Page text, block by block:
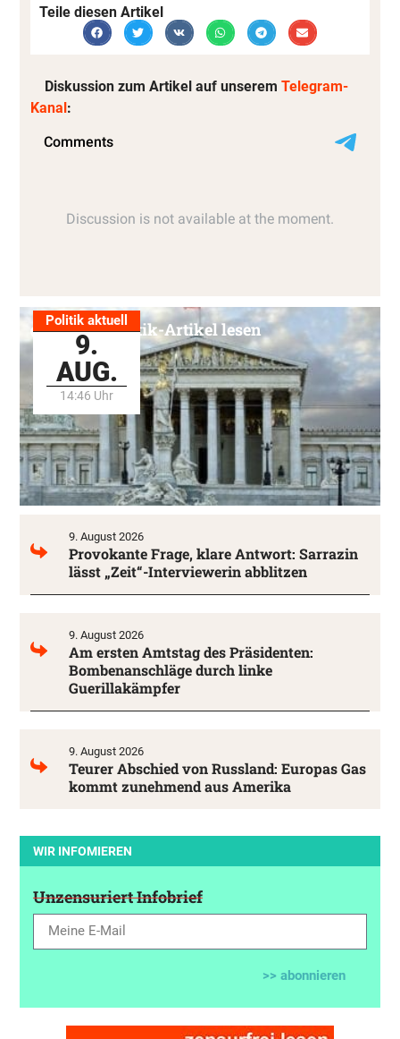
Teile diesen Artikel
Diskussion zum Artikel auf unserem Telegram-
Kanal:
Politik aktuell
9.
AUG.
14:46 Uhr
Alle Politik-Artikel lesen
9. August 2026
Provokante Frage, klare Antwort: Sarrazin
lässt „Zeit“-Interviewerin abblitzen
9. August 2026
Am ersten Amtstag des Präsidenten:
Bombenanschläge durch linke
Guerillakämpfer
9. August 2026
Teurer Abschied von Russland: Europas Gas
kommt zunehmend aus Amerika
WIR INFOMIEREN
Unzensuriert Infobrief
>> abonnieren